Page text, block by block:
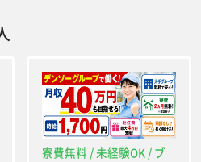
寮費無料 / 未経験OK / ブ